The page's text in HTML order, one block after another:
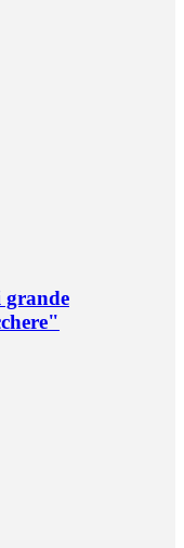
grande